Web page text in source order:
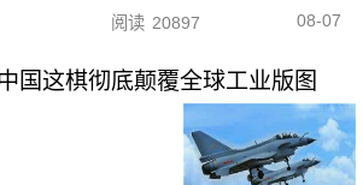
阅读 20897 08-07
国这棋彻底颠覆全球工业版图